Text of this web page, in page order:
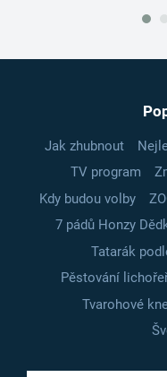
Jak zhubnout
TV program
Kdy budou volby
7 pádů Honzy
Tatarák
Pěstování
Tvarohové